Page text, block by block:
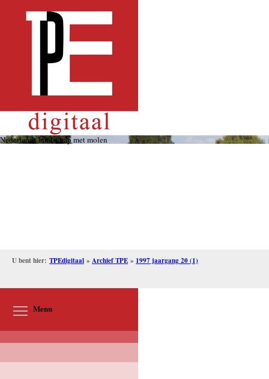
Nederlands landschap met molen
U bent hier: TPEdigitaal » Archief TPE » 1997 jaargang 20 (1)
Menu